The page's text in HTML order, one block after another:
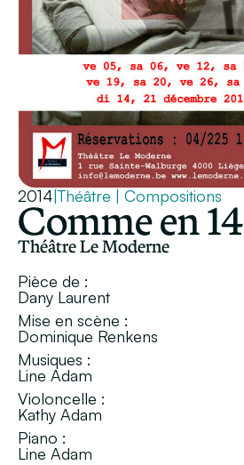
2014|Théâtre | Compositions
Comme en 14
Théâtre Le Moderne
Pièce de :
Dany Laurent
Mise en scène :
Dominique Renkens
Musiques :
Line Adam
Violoncelle :
Kathy Adam
Piano :
Line Adam